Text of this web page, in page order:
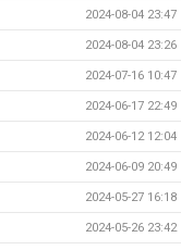
2024-08-04 23:47
2024-08-04 23:26
2024-07-16 10:47
2024-06-17 22:49
2024-06-12 12:04
2024-06-09 20:49
2024-05-27 16:18
2024-05-26 23:42